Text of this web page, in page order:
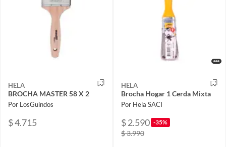
HELA
BROCHA MASTER 58 X 2
Por LosGuindos
$ 4.715
HELA
Brocha Hogar 1 Cerda Mixta
Por Hela SACI
$ 2.590 -35%
$ 3.990